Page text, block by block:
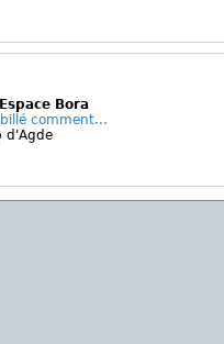
Bora
comment...
d'Agde